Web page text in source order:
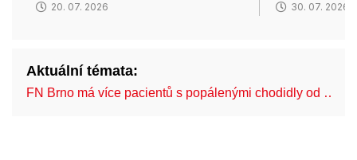
20. 07. 2026 30. 07. 2026
Aktuální témata:
FN Brno má více pacientů s popálenými chodidly od …